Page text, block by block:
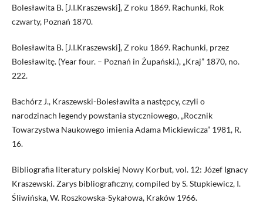
Bolesławita B. [J.I.Kraszewski], Z roku 1869. Rachunki, Rok
czwarty, Poznań 1870.
Bolesławita B. [J.I.Kraszewski], Z roku 1869. Rachunki, przez
Bolesławitę. (Year four. – Poznań in Żupański.), „Kraj” 1870, no.
222.
Bachórz J., Kraszewski-Bolesławita a następcy, czyli o
narodzinach legendy powstania styczniowego, „Rocznik
Towarzystwa Naukowego imienia Adama Mickiewicza” 1981, R.
16.
Bibliografia literatury polskiej Nowy Korbut, vol. 12: Józef Ignacy
Kraszewski. Zarys bibliograficzny, compiled by S. Stupkiewicz, I.
Śliwińska, W. Roszkowska-Sykałowa, Kraków 1966.